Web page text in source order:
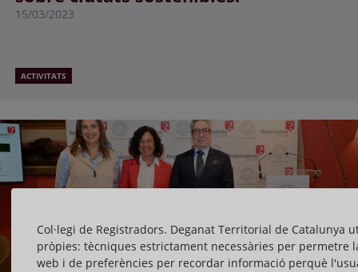
15/03/2023
ACTIVITATS
Col·legi de Registradors. Deganat Territorial de Catalunya
pròpies: tècniques estrictament necessàries per permetre
web i de preferències per recordar informació perquè